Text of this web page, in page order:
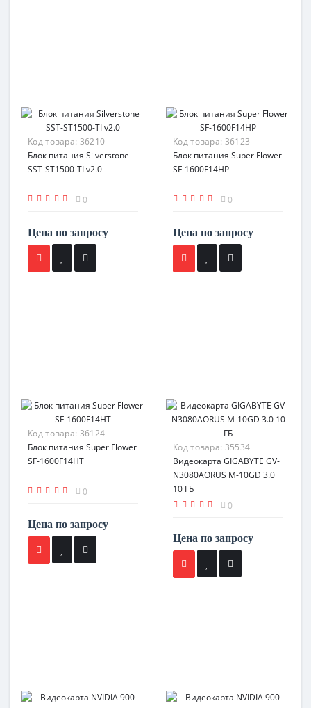
Код товара: 36210
Блок питания Silverstone
SST-ST1500-TI v2.0
0
Цена по запросу
Код товара: 36123
Блок питания Super Flower
SF-1600F14HP
0
Цена по запросу
Код товара: 36124
Блок питания Super Flower
SF-1600F14HT
0
Цена по запросу
Код товара: 35534
Видеокарта GIGABYTE GV-
N3080AORUS M-10GD 3.0
10 ГБ
0
Цена по запросу